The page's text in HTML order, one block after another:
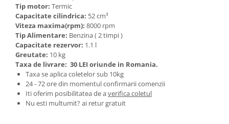
Cutii depozitare medicamente
Cutii pentru chei
Dulapuri si rafturi de depozitare
Maturi, mopuri si galeti
Organizatoare imbracaminte si
incaltaminte
Perii de curatare
Perii si aparate scame
Tip motor: Termic
Capacitate cilindrica: 52 cm³
Viteza maxima(rpm): 8000 rpm
Tip Alimentare: Benzina ( 2 timpi )
Capacitate rezervor: 1.1 l
Greutate: 10 kg
Taxa de livrare: 30 LEI oriunde in Romania.
Taxa se aplica coletelor sub 10kg
24 - 72 ore din momentul confirmarii comenzii
Iti oferim posibilitatea de averifica coletul
Nu esti multumit? ai retur gratuit